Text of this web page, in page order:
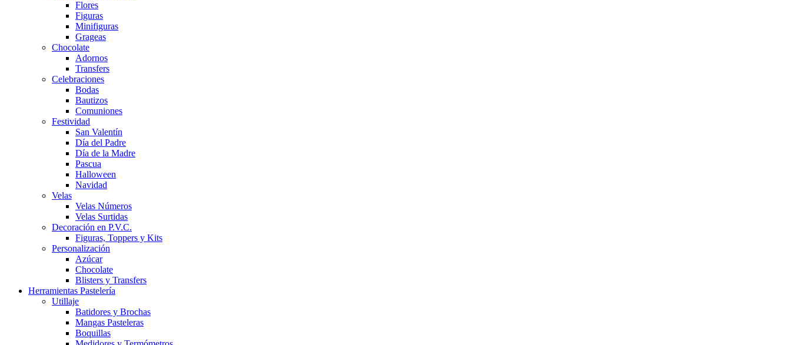
Flores
Figuras
Minifiguras
Grageas
Chocolate
Adornos
Transfers
Celebraciones
Bodas
Bautizos
Comuniones
Festividad
San Valentín
Día del Padre
Día de la Madre
Pascua
Halloween
Navidad
Velas
Velas Números
Velas Surtidas
Decoración en P.V.C.
Figuras, Toppers y Kits
Personalización
Azúcar
Chocolate
Blisters y Transfers
Herramientas Pastelería
Utillaje
Batidores y Brochas
Mangas Pasteleras
Boquillas